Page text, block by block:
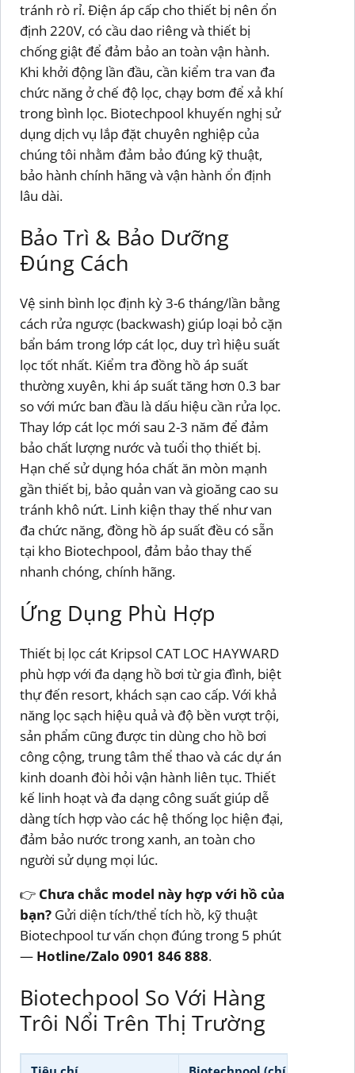
tránh rò rỉ. Điện áp cấp cho thiết bị nên ổn
định 220V, có cầu dao riêng và thiết bị
chống giật để đảm bảo an toàn vận hành.
Khi khởi động lần đầu, cần kiểm tra van đa
chức năng ở chế độ lọc, chạy bơm để xả khí
trong bình lọc. Biotechpool khuyến nghị sử
dụng dịch vụ lắp đặt chuyên nghiệp của
chúng tôi nhằm đảm bảo đúng kỹ thuật,
bảo hành chính hãng và vận hành ổn định
lâu dài.
Bảo Trì & Bảo Dưỡng
Đúng Cách
Vệ sinh bình lọc định kỳ 3-6 tháng/lần bằng
cách rửa ngược (backwash) giúp loại bỏ cặn
bẩn bám trong lớp cát lọc, duy trì hiệu suất
lọc tốt nhất. Kiểm tra đồng hồ áp suất
thường xuyên, khi áp suất tăng hơn 0.3 bar
so với mức ban đầu là dấu hiệu cần rửa lọc.
Thay lớp cát lọc mới sau 2-3 năm để đảm
bảo chất lượng nước và tuổi thọ thiết bị.
Hạn chế sử dụng hóa chất ăn mòn mạnh
gần thiết bị, bảo quản van và gioăng cao su
tránh khô nứt. Linh kiện thay thế như van
đa chức năng, đồng hồ áp suất đều có sẵn
tại kho Biotechpool, đảm bảo thay thế
nhanh chóng, chính hãng.
Ứng Dụng Phù Hợp
Thiết bị lọc cát Kripsol CAT LOC HAYWARD
phù hợp với đa dạng hồ bơi từ gia đình, biệt
thự đến resort, khách sạn cao cấp. Với khả
năng lọc sạch hiệu quả và độ bền vượt trội,
sản phẩm cũng được tin dùng cho hồ bơi
công cộng, trung tâm thể thao và các dự án
kinh doanh đòi hỏi vận hành liên tục. Thiết
kế linh hoạt và đa dạng công suất giúp dễ
dàng tích hợp vào các hệ thống lọc hiện đại,
đảm bảo nước trong xanh, an toàn cho
người sử dụng mọi lúc.
👉 Chưa chắc model này hợp với hồ của
bạn? Gửi diện tích/thể tích hồ, kỹ thuật
Biotechpool tư vấn chọn đúng trong 5 phút
— Hotline/Zalo 0901 846 888.
Biotechpool So Với Hàng
Trôi Nổi Trên Thị Trường